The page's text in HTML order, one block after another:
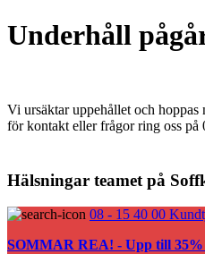
Underhåll
Vi ursäktar uppehållet och hoppas
för kontakt eller frågor ring oss på
Hälsningar teamet på
08 - 15 40 00
SOMMAR REA! - Upp till